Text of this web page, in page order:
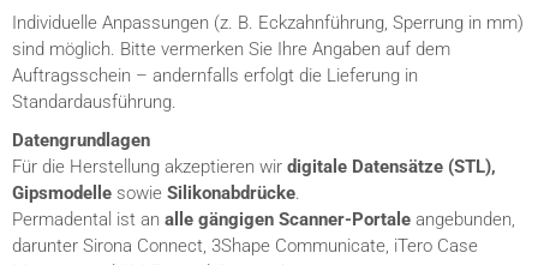
Individuelle Anpassungen (z. B. Eckzahnführung, Sperrung in mm)
sind möglich. Bitte vermerken Sie Ihre Angaben auf dem
Auftragsschein – andernfalls erfolgt die Lieferung in
Standardausführung.
Datengrundlagen
Für die Herstellung akzeptieren wir digitale Datensätze (STL),
Gipsmodelle sowie Silikonabdrücke.
Permadental ist an alle gängigen Scanner-Portale angebunden,
darunter Sirona Connect, 3Shape Communicate, iTero Case